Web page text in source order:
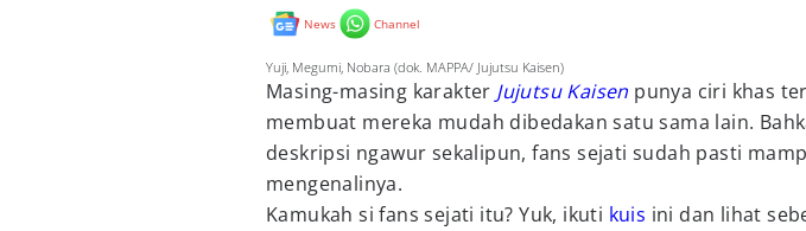
News Channel
Yuji, Megumi, Nobara (dok. MAPPA/ Jujutsu Kaisen)
Masing-masing karakter Jujutsu Kaisen punya ciri khas
membuat mereka mudah dibedakan satu sama lain.
deskripsi ngawur sekalipun, fans sejati sudah pasti
mengenalinya.
Kamukah si fans sejati itu? Yuk, ikuti kuis ini dan lihat